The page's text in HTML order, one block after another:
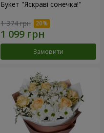
Букет "Яскраві сонечка!"
1 374 грн
Замовити